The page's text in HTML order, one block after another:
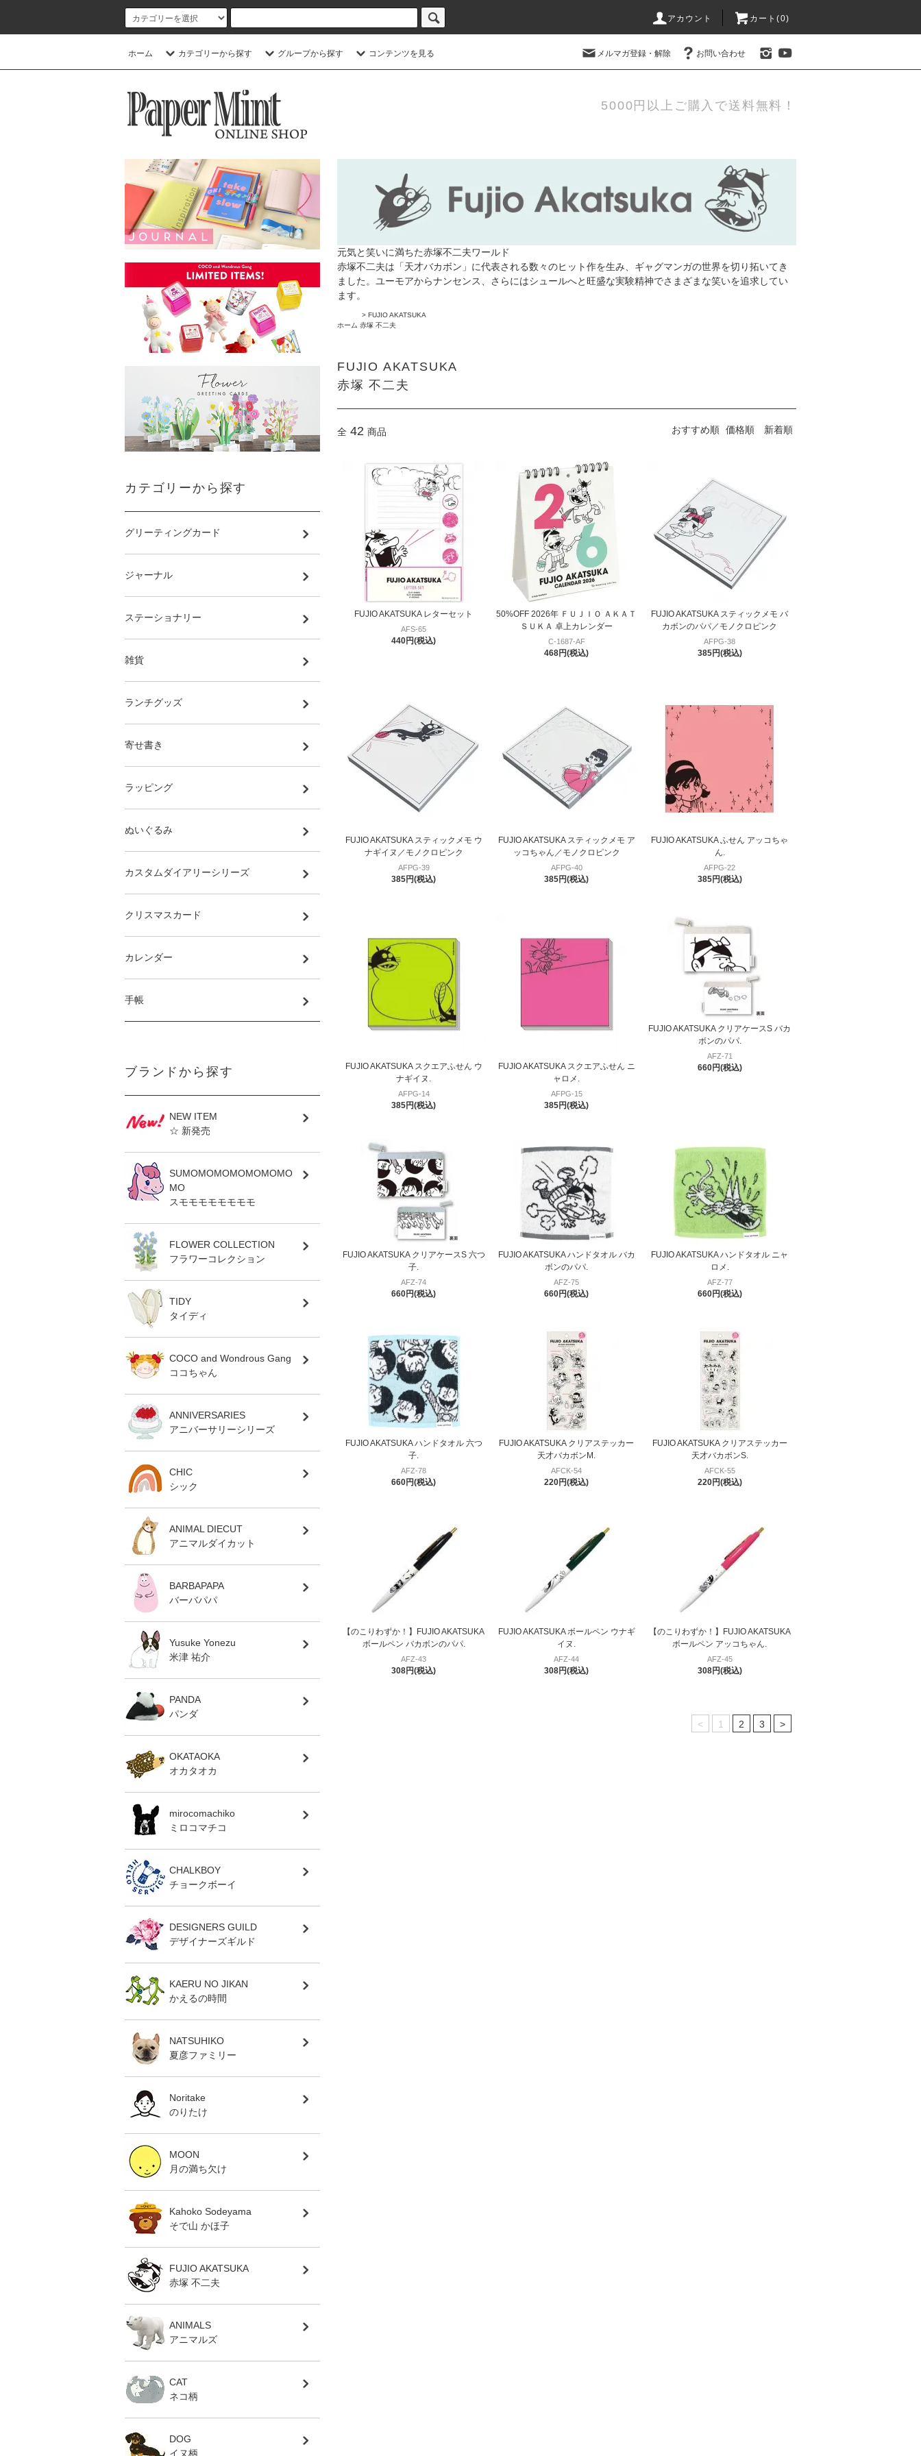
アカウント カート(0)
ホーム カテゴリーから探す グループから探す コンテンツを見る メルマガ登録・解除 お問い合わせ
5000円以上ご購入で送料無料！
元気と笑いに満ちた赤塚不二夫ワールド
赤塚不二夫は「天才バカボン」に代表される数々のヒット作を生み、ギャグマンガの世界を切り拓いてき
ました。ユーモアからナンセンス、さらにはシュールへと旺盛な実験精神でさまざまな笑いを追求してい
ます。
ホーム
> FUJIO AKATSUKA
赤塚 不二夫
FUJIO AKATSUKA
赤塚 不二夫
全 42 商品 おすすめ順 価格順 新着順
FUJIO AKATSUKA レターセット
AFS-65
440円(税込)
50%OFF 2026年 ＦＵＪＩＯ ＡＫＡＴ
ＳＵＫＡ 卓上カレンダー
C-1687-AF
468円(税込)
FUJIO AKATSUKA スティックメモ バ
カボンのパパ／モノクロピンク
AFPG-38
385円(税込)
FUJIO AKATSUKA スティックメモ ウ
ナギイヌ／モノクロピンク
AFPG-39
385円(税込)
FUJIO AKATSUKA スティックメモ ア
ッコちゃん／モノクロピンク
AFPG-40
385円(税込)
FUJIO AKATSUKA ふせん アッコちゃ
ん.
AFPG-22
385円(税込)
FUJIO AKATSUKA スクエアふせん ウ
ナギイヌ.
AFPG-14
385円(税込)
FUJIO AKATSUKA スクエアふせん ニ
ャロメ.
AFPG-15
385円(税込)
FUJIO AKATSUKA クリアケースS バカ
ボンのパパ.
AFZ-71
660円(税込)
FUJIO AKATSUKA クリアケースS 六つ
子.
AFZ-74
660円(税込)
FUJIO AKATSUKA ハンドタオル バカ
ボンのパパ.
AFZ-75
660円(税込)
FUJIO AKATSUKA ハンドタオル ニャ
ロメ.
AFZ-77
660円(税込)
FUJIO AKATSUKA ハンドタオル 六つ
子.
AFZ-78
660円(税込)
FUJIO AKATSUKA クリアステッカー
天才バカボンM.
AFCK-54
220円(税込)
FUJIO AKATSUKA クリアステッカー
天才バカボンS.
AFCK-55
220円(税込)
【のこりわずか！】FUJIO AKATSUKA
ボールペン バカボンのパパ.
AFZ-43
308円(税込)
FUJIO AKATSUKA ボールペン ウナギ
イヌ.
AFZ-44
308円(税込)
【のこりわずか！】FUJIO AKATSUKA
ボールペン アッコちゃん.
AFZ-45
308円(税込)
< 1 2 3 >
カテゴリーから探す
グリーティングカード
ジャーナル
ステーショナリー
雑貨
ランチグッズ
寄せ書き
ラッピング
ぬいぐるみ
カスタムダイアリーシリーズ
クリスマスカード
カレンダー
手帳
ブランドから探す
NEW ITEM
☆ 新発売
SUMOMOMOMOMOMOMO
MO
スモモモモモモモモ
FLOWER COLLECTION
フラワーコレクション
TIDY
タイディ
COCO and Wondrous Gang
ココちゃん
ANNIVERSARIES
アニバーサリーシリーズ
CHIC
シック
ANIMAL DIECUT
アニマルダイカット
BARBAPAPA
バーバパパ
Yusuke Yonezu
米津 祐介
PANDA
パンダ
OKATAOKA
オカタオカ
mirocomachiko
ミロコマチコ
CHALKBOY
チョークボーイ
DESIGNERS GUILD
デザイナーズギルド
KAERU NO JIKAN
かえるの時間
NATSUHIKO
夏彦ファミリー
Noritake
のりたけ
MOON
月の満ち欠け
Kahoko Sodeyama
そで山 かほ子
FUJIO AKATSUKA
赤塚 不二夫
ANIMALS
アニマルズ
CAT
ネコ柄
DOG
イヌ柄